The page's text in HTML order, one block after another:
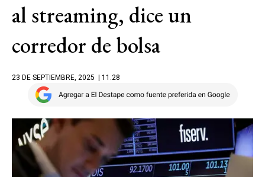
al streaming, dice un
corredor de bolsa
23 DE SEPTIEMBRE, 2025 | 11.28